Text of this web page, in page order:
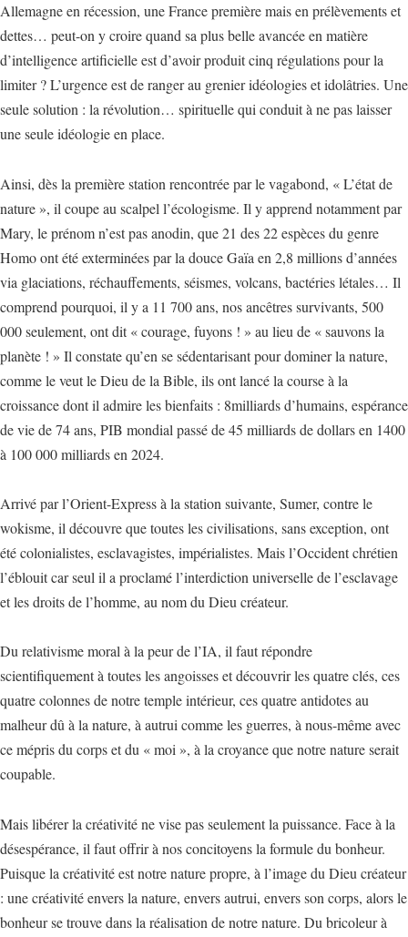
Allemagne en récession, une France première mais en prélèvements et
dettes… peut-on y croire quand sa plus belle avancée en matière
d’intelligence artificielle est d’avoir produit cinq régulations pour la
limiter ? L’urgence est de ranger au grenier idéologies et idolâtries. Une
seule solution : la révolution… spirituelle qui conduit à ne pas laisser
une seule idéologie en place.
Ainsi, dès la première station rencontrée par le vagabond, « L’état de
nature », il coupe au scalpel l’écologisme. Il y apprend notamment par
Mary, le prénom n’est pas anodin, que 21 des 22 espèces du genre
Homo ont été exterminées par la douce Gaïa en 2,8 millions d’années
via glaciations, réchauffements, séismes, volcans, bactéries létales… Il
comprend pourquoi, il y a 11 700 ans, nos ancêtres survivants, 500
000 seulement, ont dit « courage, fuyons ! » au lieu de « sauvons la
planète ! » Il constate qu’en se sédentarisant pour dominer la nature,
comme le veut le Dieu de la Bible, ils ont lancé la course à la
croissance dont il admire les bienfaits : 8milliards d’humains, espérance
de vie de 74 ans, PIB mondial passé de 45 milliards de dollars en 1400
à 100 000 milliards en 2024.
Arrivé par l’Orient-Express à la station suivante, Sumer, contre le
wokisme, il découvre que toutes les civilisations, sans exception, ont
été colonialistes, esclavagistes, impérialistes. Mais l’Occident chrétien
l’éblouit car seul il a proclamé l’interdiction universelle de l’esclavage
et les droits de l’homme, au nom du Dieu créateur.
Du relativisme moral à la peur de l’IA, il faut répondre
scientifiquement à toutes les angoisses et découvrir les quatre clés, ces
quatre colonnes de notre temple intérieur, ces quatre antidotes au
malheur dû à la nature, à autrui comme les guerres, à nous-même avec
ce mépris du corps et du « moi », à la croyance que notre nature serait
coupable.
Mais libérer la créativité ne vise pas seulement la puissance. Face à la
désespérance, il faut offrir à nos concitoyens la formule du bonheur.
Puisque la créativité est notre nature propre, à l’image du Dieu créateur
: une créativité envers la nature, envers autrui, envers son corps, alors le
bonheur se trouve dans la réalisation de notre nature. Du bricoleur à